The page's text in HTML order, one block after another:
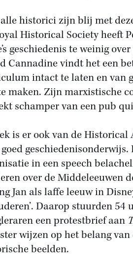
historici zijn blij met
Historical Society heeft
geschiedenis te weinig
Cannadine vindt het een
intact te laten en van
maken. Zijn marxistische
schamper van een pub
is er ook van de Historical
in een speech
over de Middeleeuwen
Jan als laffe leeuw in
Daarop stuurden
een protestbrief aan
wijzen op het belang
beelden.